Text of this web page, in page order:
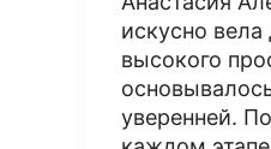
искусно
высокого
уверенней.